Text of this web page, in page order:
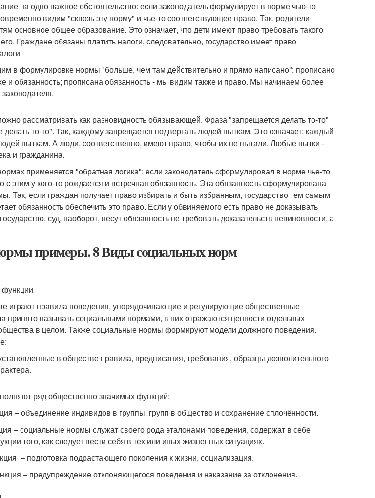
на одно важное обстоятельство: если законодатель формулирует в норме чью-то
видим "сквозь эту норму" и чье-то соответствующее право. Так, родители
основное общее образование. Это означает, что дети имеют право требовать такого
Граждане обязаны платить налоги, следовательно, государство имеет право
в формулировке нормы "больше, чем там действительно и прямо написано": прописано
и обязанность; прописана обязанность - мы видим также и право. Мы начинаем более
рассматривать как разновидность обязывающей. Фраза "запрещается делать то-то"
то-то". Так, каждому запрещается подвергать людей пыткам. Это означает: каждый
пыткам. А люди, соответственно, имеют право, чтобы их не пытали. Любые пытки -
и гражданина.
применяется "обратная логика": если законодатель сформулировал в норме чье-то
с этим у кого-то рождается и встречная обязанность. Эта обязанность сформулирована
Так, если граждан получает право избирать и быть избранным, государство тем самым
обязанность обеспечить это право. Если у обвиняемого есть право не доказывать
суд, наоборот, несут обязанность не требовать доказательств невиновности, а
примеры. 8 Виды социальных норм
играют правила поведения, упорядочивающие и регулирующие общественные
принято называть социальными нормами, в них отражаются ценности отдельных
в целом. Также социальные нормы формируют модели должного поведения.
в обществе правила, предписания, требования, образцы дозволительного
ряд общественно значимых функций:
– объединение индивидов в группы, групп в общество и сохранение сплочённости.
– социальные нормы служат своего рода эталонами поведения, содержат в себе
того, как следует вести себя в тех или иных жизненных ситуациях.
– подготовка подрастающего поколения к жизни, социализация.
– предупреждение отклоняющегося поведения и наказание за отклонения.